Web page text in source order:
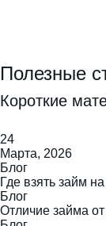
Полезные
Короткие
24
Марта, 2026
Блог
Где взять займ
Блог
Отличие займа